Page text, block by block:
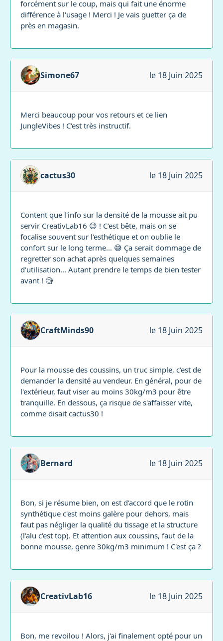
forcément sur le coup, mais qui fait une énorme
différence à l'usage ! Merci ! Je vais guetter ça de
près en magasin.
Simone67 le 18 Juin 2025
Merci beaucoup pour vos retours et ce lien
JungleVibes ! C'est très instructif.
cactus30 le 18 Juin 2025
Content que l'info sur la densité de la mousse ait pu
servir CreativLab16 😉 ! C'est bête, mais on se
focalise souvent sur l'esthétique et on oublie le
confort sur le long terme... 😅 Ça serait dommage de
regretter son achat après quelques semaines
d'utilisation... Autant prendre le temps de bien tester
avant ! 🧐
CraftMinds90 le 18 Juin 2025
Pour la mousse des coussins, un truc simple, c'est de
demander la densité au vendeur. En général, pour de
l'extérieur, faut viser au moins 30kg/m3 pour être
tranquille. En dessous, ça risque de s'affaisser vite,
comme disait cactus30 !
Bernard le 18 Juin 2025
Bon, si je résume bien, on est d'accord que le rotin
synthétique c'est moins galère pour dehors, mais
faut pas négliger la qualité du tissage et la structure
(l'alu c'est top). Et attention aux coussins, faut de la
bonne mousse, genre 30kg/m3 minimum ! C'est ça ?
CreativLab16 le 18 Juin 2025
Bon, me revoilou ! Alors, j'ai finalement opté pour un